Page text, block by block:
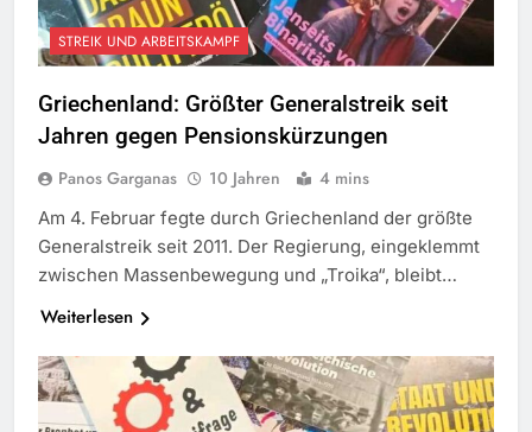
STREIK UND ARBEITSKAMPF
Griechenland: Größter Generalstreik seit
Jahren gegen Pensionskürzungen
Panos Garganas 10 Jahren 4 mins
Am 4. Februar fegte durch Griechenland der größte
Generalstreik seit 2011. Der Regierung, eingeklemmt
zwischen Massenbewegung und „Troika“, bleibt…
Weiterlesen